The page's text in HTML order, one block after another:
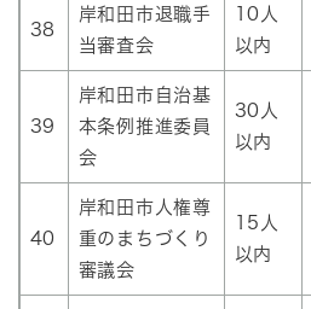
38
岸和田市退職手
当審査会
10人
以内
39
岸和田市自治基
本条例推進委員
会
30人
以内
40
岸和田市人権尊
重のまちづくり
審議会
15人
以内